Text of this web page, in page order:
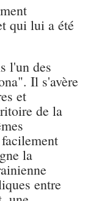
qui lui a été
l'un des
Il s'avère
et
de la
la
entre